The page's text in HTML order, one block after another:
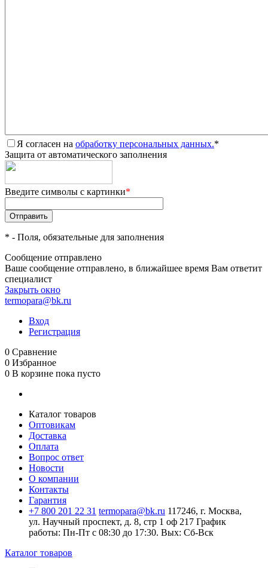
Я согласен на обработку персональных данных.*
Защита от автоматического заполнения
Введите символы с картинки*
* - Поля, обязательные для заполнения
Сообщение отправлено
Ваше сообщение отправлено, в ближайшее время Вам ответит
специалист
Закрыть окно
termopara@bk.ru
Вход
Регистрация
0 Сравнение
0 Избранное
0 В корзине пока пусто
Каталог товаров
Оптовикам
Доставка
Оплата
Вопрос ответ
Новости
О компании
Контакты
Гарантия
+7 800 201 22 31 termopara@bk.ru 117246, г. Москва,
ул. Научный проспект, д. 8, стр 1 оф 217 График
работы: Пн‑Пт с 08:30 до 17:30. Вых: Сб‑Вск
Каталог товаров